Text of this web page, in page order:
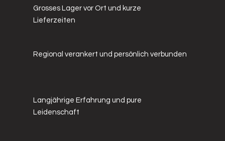
Grosses Lager vor Ort und kurze
Lieferzeiten
Langjährige Erfahrung und pure
Leidenschaft
Regional verankert und persönlich verbunden